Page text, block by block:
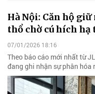
Hà Nội: Căn hộ
thổ chờ cú hích hạ
07/01/2026 18:16
Theo báo cáo mới nhất từ
đang ghi nhận sự phân hóa